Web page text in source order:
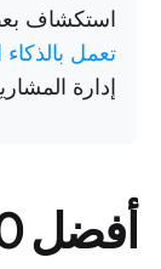
استكشاف
تعمل
إدارة